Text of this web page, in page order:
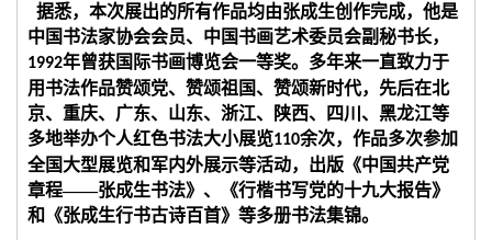
据悉，本次展出的所有作品均由张成生创作完成，他是
中国书法家协会会员、中国书画艺术委员会副秘书长，
1992年曾获国际书画博览会一等奖。多年来一直致力于
用书法作品赞颂党、赞颂祖国、赞颂新时代，先后在北
京、重庆、广东、山东、浙江、陕西、四川、黑龙江等
多地举办个人红色书法大小展览110余次，作品多次参加
全国大型展览和军内外展示等活动，出版《中国共产党
章程——张成生书法》、《行楷书写党的十九大报告》
和《张成生行书古诗百首》等多册书法集锦。